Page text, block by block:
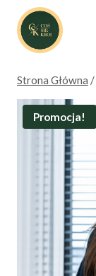
Przejdź
treści
Strona Główna /
Promocja!